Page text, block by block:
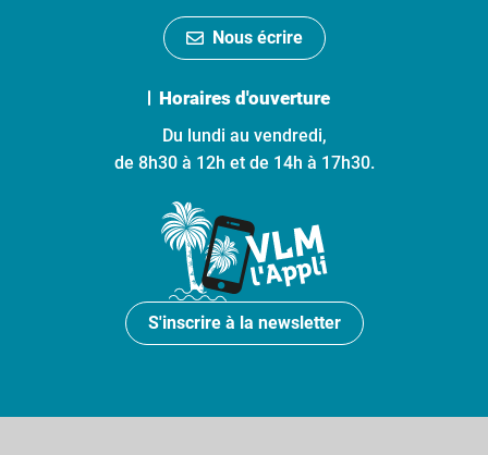
Nous écrire
Horaires d'ouverture
Du lundi au vendredi,
de 8h30 à 12h et de 14h à 17h30.
S'inscrire à la newsletter